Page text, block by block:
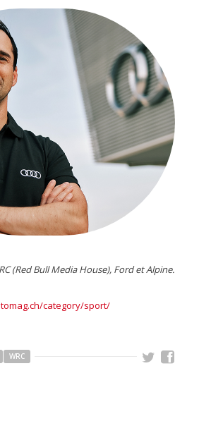
(Red Bull Media House), Ford et Alpine.
category/sport/
WRC